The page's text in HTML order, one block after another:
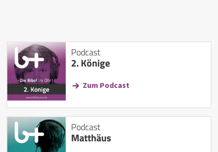
Podcast
2. Könige
Zum Podcast
Podcast
Matthäus